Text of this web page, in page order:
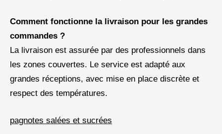
Comment fonctionne la livraison pour les grandes
commandes ?
La livraison est assurée par des professionnels dans
les zones couvertes. Le service est adapté aux
grandes réceptions, avec mise en place discrète et
respect des températures.
pagnotes salées et sucrées